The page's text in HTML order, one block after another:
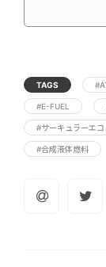
TAGS
#E-FUEL
#サーキュラーエコ
#合成液体燃料